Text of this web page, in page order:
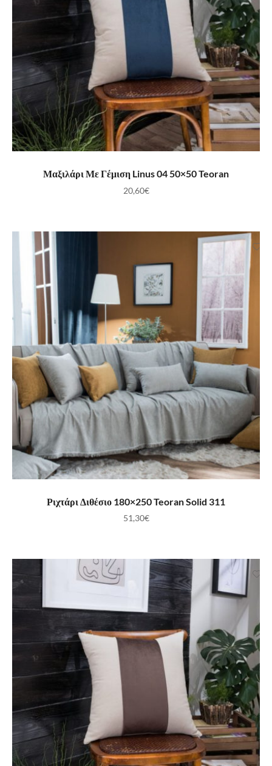
ΠΡΟΣΘΉΚΗ ΣΤΟ ΚΑΛΆΘΙ
Μαξιλάρι Με Γέμιση Linus 04 50×50 Teoran
20,60€
ΠΡΟΣΘΉΚΗ ΣΤΟ ΚΑΛΆΘΙ
Ριχτάρι Διθέσιο 180×250 Teoran Solid 311
51,30€